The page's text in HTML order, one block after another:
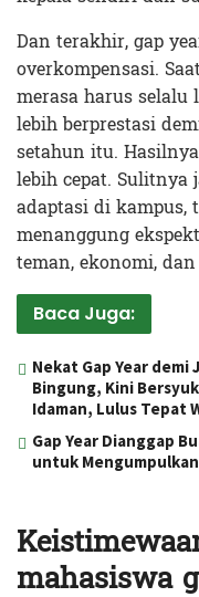
Dan terakhir, gap
overkompensasi.
merasa harus
lebih berprestasi
setahun itu.
lebih cepat. Sulitnya
adaptasi di kampus,
menanggung
teman, ekonomi,
Baca Juga:
Nekat Gap Year demi
Bingung, Kini
Idaman, Lulus Tepat
Gap Year Dianggap
untuk
mahasiswa